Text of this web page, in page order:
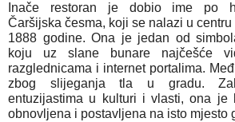
Inače restoran je dobio ime po
Čaršijska česma, koji se nalazi u
1888 godine. Ona je jedan od
koju uz slane bunare najčešće
razglednicama i internet portalima.
zbog slijeganja tla u gradu.
entuzijastima u kulturi i vlasti, ona je
obnovljena i postavljena na isto mjesto